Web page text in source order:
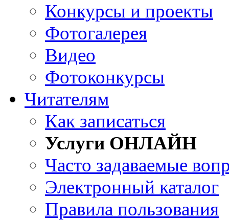
Конкурсы и проекты
Фотогалерея
Видео
Фотоконкурсы
Читателям
Как записаться
Услуги ОНЛАЙН
Часто задаваемые
Электронный каталог
Правила пользования